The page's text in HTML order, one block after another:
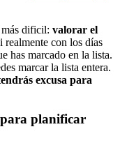
más dificil: valorar el
realmente con los días
has marcado en la lista.
marcar la lista entera.
excusa para
planificar